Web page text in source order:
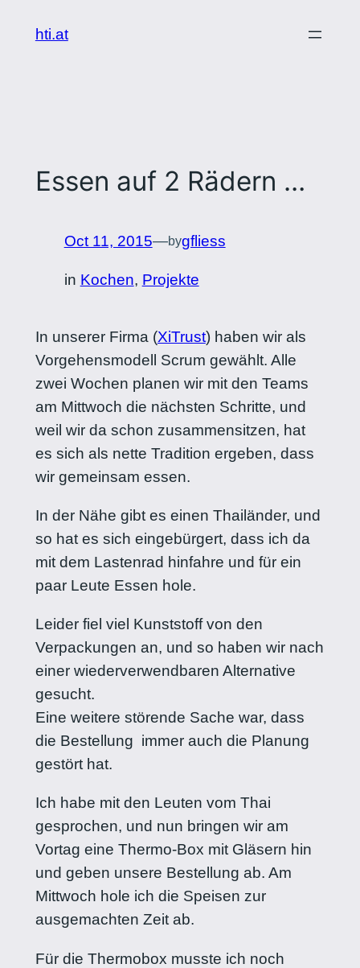
hti.at
Essen auf 2 Rädern …
Oct 11, 2015—bygfliess
in Kochen, Projekte
In unserer Firma (XiTrust) haben wir als
Vorgehensmodell Scrum gewählt. Alle
zwei Wochen planen wir mit den Teams
am Mittwoch die nächsten Schritte, und
weil wir da schon zusammensitzen, hat
es sich als nette Tradition ergeben, dass
wir gemeinsam essen.
In der Nähe gibt es einen Thailänder, und
so hat es sich eingebürgert, dass ich da
mit dem Lastenrad hinfahre und für ein
paar Leute Essen hole.
Leider fiel viel Kunststoff von den
Verpackungen an, und so haben wir nach
einer wiederverwendbaren Alternative
gesucht.
Eine weitere störende Sache war, dass
die Bestellung immer auch die Planung
gestört hat.
Ich habe mit den Leuten vom Thai
gesprochen, und nun bringen wir am
Vortag eine Thermo-Box mit Gläsern hin
und geben unsere Bestellung ab. Am
Mittwoch hole ich die Speisen zur
ausgemachten Zeit ab.
Für die Thermobox musste ich noch